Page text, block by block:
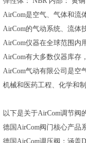
AirCom是空气、气体和流
AirCom的气动系统、流体
AirCom仪器在全球范围内
AirCom有大多数仪器库存
AirCom气动有限公司是空
机械和医药工程、化学和
以下是关于AirCom调节阀
德国AirCom阀门核心产品
德国AirCom调压阀‌：涵盖